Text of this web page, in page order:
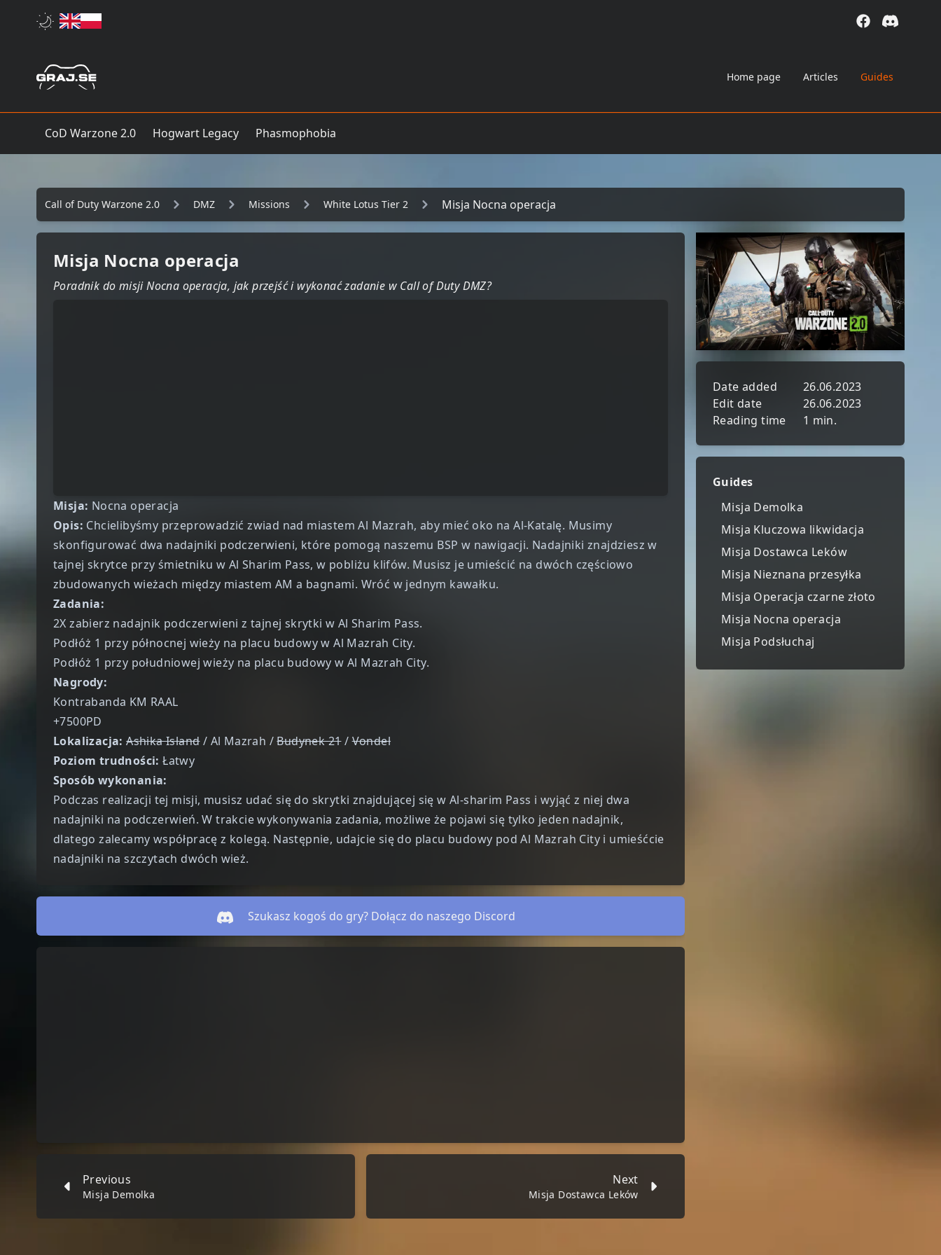
Home page Articles Guides
CoD Warzone 2.0 Hogwart Legacy Phasmophobia
Call of Duty Warzone 2.0 DMZ Missions White Lotus Tier 2 Misja Nocna operacja
Misja Nocna operacja
Poradnik do misji Nocna operacja, jak przejść i wykonać zadanie w Call of Duty DMZ?
Misja: Nocna operacja
Opis: Chcielibyśmy przeprowadzić zwiad nad miastem Al Mazrah, aby mieć oko na Al-Katalę. Musimy
skonfigurować dwa nadajniki podczerwieni, które pomogą naszemu BSP w nawigacji. Nadajniki znajdziesz w
tajnej skrytce przy śmietniku w Al Sharim Pass, w pobliżu klifów. Musisz je umieścić na dwóch częściowo
zbudowanych wieżach między miastem AM a bagnami. Wróć w jednym kawałku.
Zadania:
2X zabierz nadajnik podczerwieni z tajnej skrytki w Al Sharim Pass.
Podłóż 1 przy północnej wieży na placu budowy w Al Mazrah City.
Podłóż 1 przy południowej wieży na placu budowy w Al Mazrah City.
Nagrody:
Kontrabanda KM RAAL
+7500PD
Lokalizacja:Ashika Island/ Al Mazrah /Budynek 21/Vondel
Poziom trudności:Łatwy
Sposób wykonania:
Podczas realizacji tej misji, musisz udać się do skrytki znajdującej się w Al-sharim Pass i wyjąć z niej dwa
nadajniki na podczerwień. W trakcie wykonywania zadania, możliwe że pojawi się tylko jeden nadajnik,
dlatego zalecamy współpracę z kolegą. Następnie, udajcie się do placu budowy pod Al Mazrah City i umieśćcie
nadajniki na szczytach dwóch wież.
Szukasz kogoś do gry? Dołącz do naszego Discord
Previous
Misja Demolka
Next
Misja Dostawca Leków
Date added
26.06.2023
Edit date
26.06.2023
Reading time
1 min.
Guides
Misja Demolka
Misja Kluczowa likwidacja
Misja Dostawca Leków
Misja Nieznana przesyłka
Misja Operacja czarne złoto
Misja Nocna operacja
Misja Podsłuchaj